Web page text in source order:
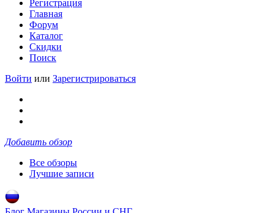
Регистрация
Главная
Форум
Каталог
Скидки
Поиск
Войти или Зарегистрироваться
Добавить обзор
Все обзоры
Лучшие записи